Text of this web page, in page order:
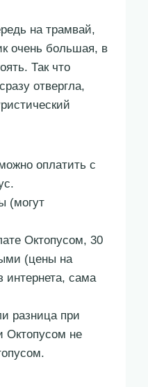
на трамвай,
очень большая, в
Так что
отвергла,
оплатить с
(могут
Октопусом, 30
(цены на
сама
разница при
Октопусом не